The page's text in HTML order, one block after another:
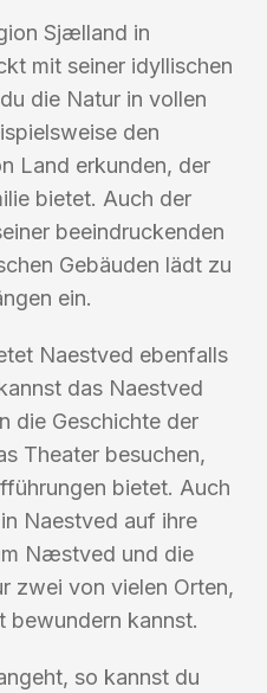
Sjælland in
mit seiner idyllischen
die Natur in vollen
den
Land erkunden, der
bietet. Auch der
beeindruckenden
Gebäuden lädt zu
ein.
Naestved ebenfalls
das Naestved
die Geschichte der
Theater besuchen,
bietet. Auch
Naestved auf ihre
Næstved und die
zwei von vielen Orten,
bewundern kannst.
so kannst du